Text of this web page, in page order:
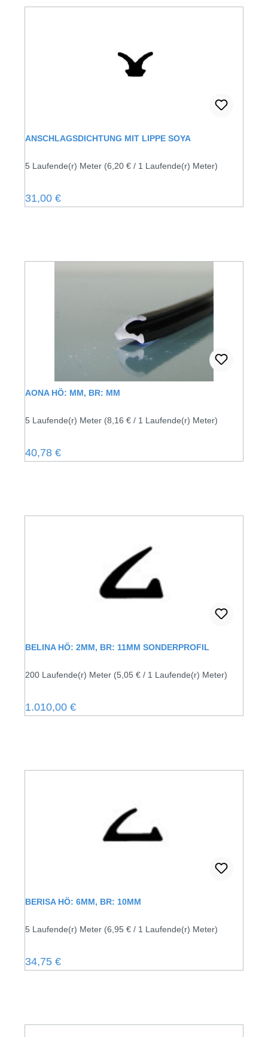
ANSCHLAGSDICHTUNG MIT LIPPE SOYA
5 Laufende(r) Meter (6,20 € / 1 Laufende(r) Meter)
Regulärer Preis:
31,00 €
AONA HÖ: MM, BR: MM
5 Laufende(r) Meter (8,16 € / 1 Laufende(r) Meter)
Regulärer Preis:
40,78 €
BELINA HÖ: 2MM, BR: 11MM SONDERPROFIL
200 Laufende(r) Meter (5,05 € / 1 Laufende(r) Meter)
Regulärer Preis:
1.010,00 €
BERISA HÖ: 6MM, BR: 10MM
5 Laufende(r) Meter (6,95 € / 1 Laufende(r) Meter)
Regulärer Preis:
34,75 €